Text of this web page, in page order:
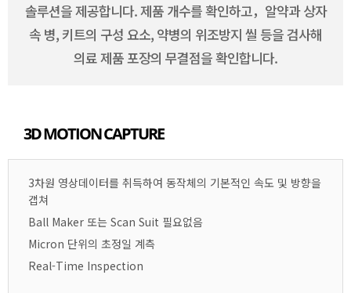
솔루션을 제공합니다. 제품 개수를 확인하고，알약과 상자
속 병, 키트의 구성 요소, 약병의 위조방지 씰 등을 검사해
의료 제품 포장의 무결점을 확인합니다.
3D MOTION CAPTURE
3차원 영상데이터를 취득하여 동작체의 기본적인 속도 및 방향을
갭쳐
Ball Maker 또는 Scan Suit 필요없음
Micron 단위의 초정일 계측
Real-Time Inspection